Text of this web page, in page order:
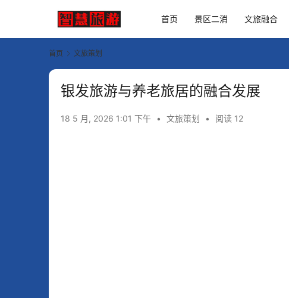
首页 景区二消 文旅融合
首页 文旅策划
银发旅游与养老旅居的融合发展
18 5 月, 2026 1:01 下午 • 文旅策划 • 阅读 12